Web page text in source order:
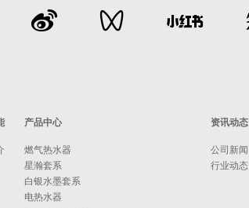
产品中心
燃气热水器
星瀚套系
白银水墨套系
电热水器
资讯动态
公司新闻
行业动态